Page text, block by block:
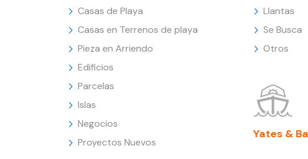
Casas de Playa
Casas en Terrenos de playa
Pieza en Arriendo
Edificios
Parcelas
Islas
Negocios
Proyectos Nuevos
Llantas
Se Busca
Otros
Yates &